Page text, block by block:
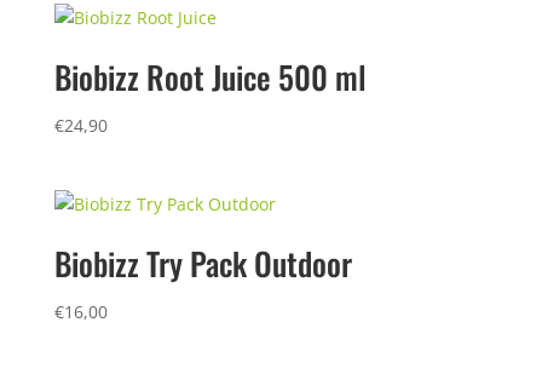
Biobizz Root Juice 500 ml
€24,90
Biobizz Try Pack Outdoor
€16,00